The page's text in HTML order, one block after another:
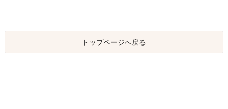
トップページへ戻る